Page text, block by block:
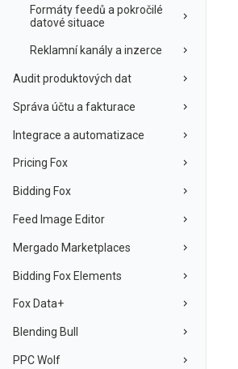
Formáty feedů a pokročilé
datové situace
Reklamní kanály a inzerce
Audit produktových dat
Správa účtu a fakturace
Integrace a automatizace
Pricing Fox
Bidding Fox
Feed Image Editor
Mergado Marketplaces
Bidding Fox Elements
Fox Data+
Blending Bull
PPC Wolf